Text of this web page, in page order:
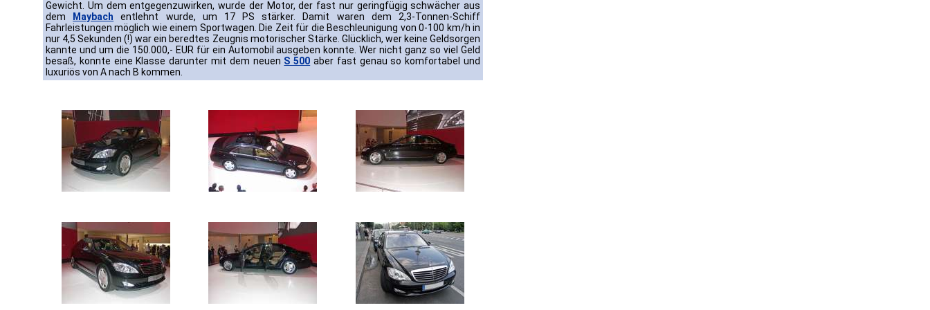
Gewicht. Um dem entgegenzuwirken, wurde der Motor, der fast nur geringfügig schwächer aus
dem
Maybach entlehnt wurde, um 17 PS stärker. Damit waren dem 2,3-Tonnen-Schiff
Fahrleistungen möglich wie einem Sportwagen. Die Zeit für die Beschleunigung von 0-100 km/h in
nur 4,5 Sekunden (!) war ein beredtes Zeugnis motorischer Stärke. Glücklich, wer keine Geldsorgen
kannte und um die 150.000,- EUR für ein Automobil ausgeben konnte. Wer nicht ganz so viel Geld
besaß, konnte eine Klasse darunter mit dem neuen S 500 aber fast genau so komfortabel und
luxuriös von A nach B kommen.